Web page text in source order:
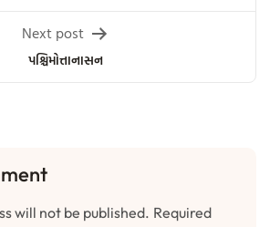
Next post
પશ્ચિમોત્તાનાસન
will not be published. Required